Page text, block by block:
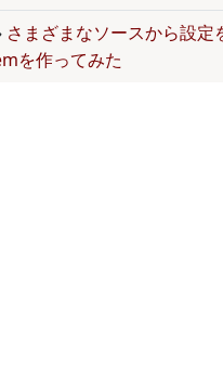
さまざまなソースから設
を作ってみた